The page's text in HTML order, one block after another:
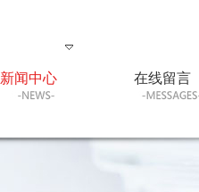
新闻中心 在线留言